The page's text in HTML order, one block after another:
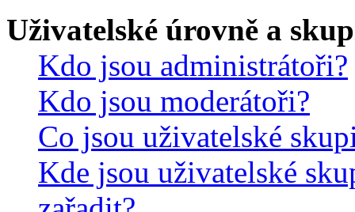
Uživatelské úrovně a
Kdo jsou administrátoři?
Kdo jsou moderátoři?
Co jsou uživatelské
Kde jsou uživatelské